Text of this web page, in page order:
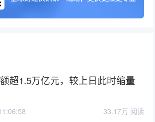
超1.5万亿元，较上日此时缩量
33.17万 阅读